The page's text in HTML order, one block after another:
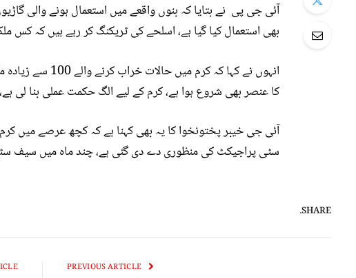
آئی جی پی نے بتایا کہ بنوں واقعے میں استعمال ہونے والی
بھی استعمال کیا گیا ہے، اسلحے کی ٹریکنگ کر رہے ہیں کہ کس
انہوں نے کہا کہ
کا عنصر بھی شروع ہوا ہے، کرم کے لیے الگ حکمت عملی بنا لی
آئی جی خیبر پختونخوا کا یہ بھی کہنا ہے کہ کچھ عرصے میں
سٹی پراجیکٹ کی منظوری دے دی گئی ہے، چند ماہ میں سیف
SHARE.